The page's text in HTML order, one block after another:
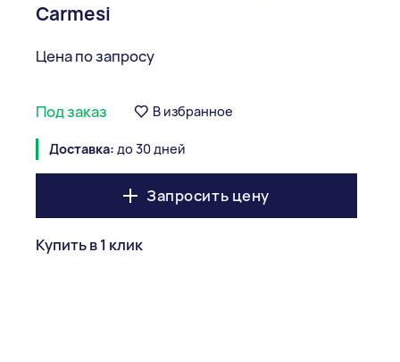
Carmesi
Цена по запросу
Под заказ В избранное
Доставка: до 30 дней
Запросить цену
Купить в 1 клик